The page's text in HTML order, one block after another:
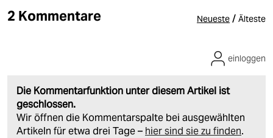
2 Kommentare Neueste / Älteste
Die Kommentarfunktion unter diesem Artikel ist
geschlossen.
Wir öffnen die Kommentarspalte bei ausgewählten
Artikeln für etwa drei Tage – hier sind sie zu finden.
einloggen